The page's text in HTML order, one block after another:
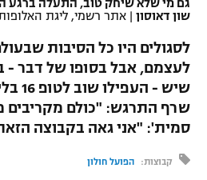
לוח שידורים
ברחבה
"מעל הליגה" – פודקאסט
הפועל תל אביב
הפועל חיפה
הפועל באר שבע
מכבי נתניה
בני יהודה
ליגה סינית
ליגה ברזילאית
דני אבדיה
ג'ודו
אגרוף
ספורט אולימפי
UFC
גם מי שלא שיחק טוב, התעלה ברגע
שון דאוסון | אתר רשמי, ליגת
לסגולים היו כל הסיבות
לעצמם, אבל בסופו של דבר -
שיש
שרף התרגש: "כולם מקריבים
סמית': "אני גאה בקבוצה
קבוצות: הפועל חולון